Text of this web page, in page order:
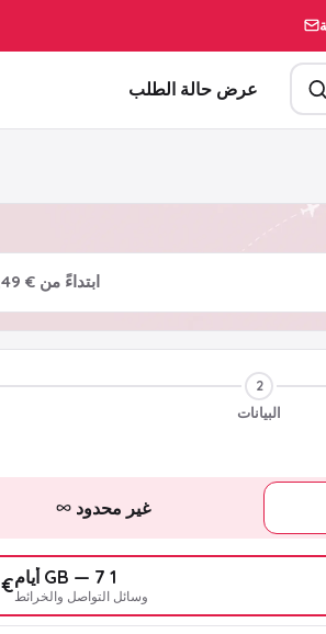
عرض حالة الطلب
ابتداءً من € 6,49
2
البيانات
غير محدود
1 GB — 7 أيام
وسائل التواصل والخرائط€ 6,49